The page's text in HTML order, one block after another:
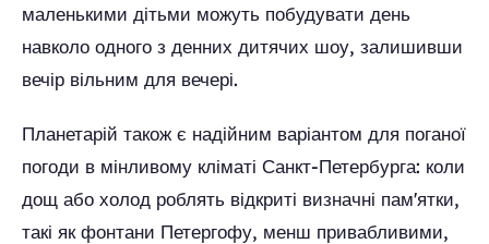
маленькими дітьми можуть побудувати день
навколо одного з денних дитячих шоу, залишивши
вечір вільним для вечері.
Планетарій також є надійним варіантом для поганої
погоди в мінливому кліматі Санкт-Петербурга: коли
дощ або холод роблять відкриті визначні пам'ятки,
такі як фонтани Петергофу, менш привабливими,